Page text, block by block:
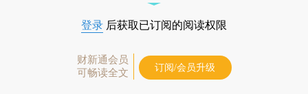
登录 后获取已订阅的阅读权限
财新通会员
可畅读全文
订阅/会员升级